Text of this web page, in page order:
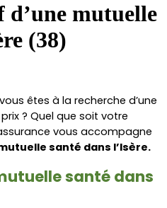
d’une mutuelle
(38)
? Quel que soit votre
vous accompagne
santé dans l’Isère.
santé dans